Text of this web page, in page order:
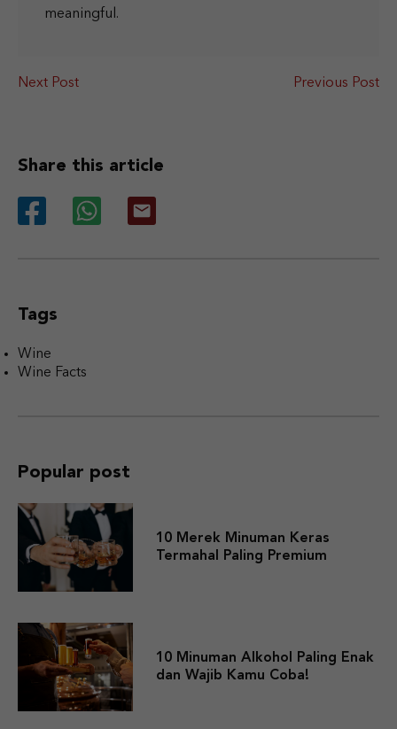
meaningful.
Next Post Previous Post
Share this article
Tags
Wine
Wine Facts
Popular post
10 Merek Minuman Keras
Termahal Paling Premium
10 Minuman Alkohol Paling Enak
dan Wajib Kamu Coba!